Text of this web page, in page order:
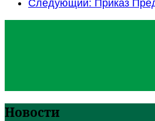
Следующий: Приказ
Новости